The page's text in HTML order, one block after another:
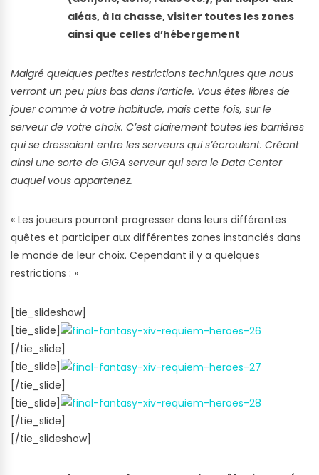
aléas, à la chasse, visiter toutes les zones
ainsi que celles d’hébergement
Malgré quelques petites restrictions techniques que nous
verront un peu plus bas dans l’article. Vous êtes libres de
jouer comme à votre habitude, mais cette fois, sur le
serveur de votre choix. C’est clairement toutes les barrières
qui se dressaient entre les serveurs qui s’écroulent. Créant
ainsi une sorte de GIGA serveur qui sera le Data Center
auquel vous appartenez.
« Les joueurs pourront progresser dans leurs différentes
quêtes et participer aux différentes zones instanciés dans
le monde de leur choix. Cependant il y a quelques
restrictions : »
[tie_slideshow]
[tie_slide]
[/tie_slide]
[tie_slide]
[/tie_slide]
[tie_slide]
[/tie_slide]
[/tie_slideshow]